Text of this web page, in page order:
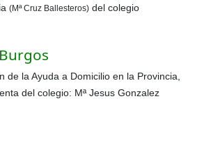
(Mª Cruz Ballesteros) del colegio
de la Ayuda a Domicilio en la Provincia,
del colegio: Mª Jesus Gonzalez